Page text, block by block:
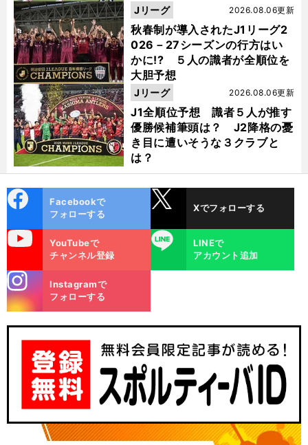
秋春制が導入されたJ1リーグ2
026－27シーズンの行方はい
かに!? ５人の識者が全順位を
大胆予想
2026.08.06更新
Jリーグ
J1全順位予想 識者５人が推す
優勝候補筆頭は？ J2降格の憂
き目に遭いそうな３クラブと
は？
2026.08.06更新
Jリーグ
ok
Facebookで
フォローする
Xでフォローする
YouTubeで
チャンネル登録
LINE
LINEで
アカウント追加
m
Instagramで
フォローする